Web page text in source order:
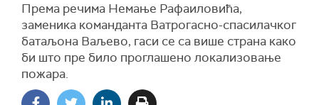
Према речима Немање Рафаиловића,
заменика команданта Ватрогасно-спасилачког
батаљона Ваљево, гаси се са више страна како
би што пре било проглашено локализовање
пожара.